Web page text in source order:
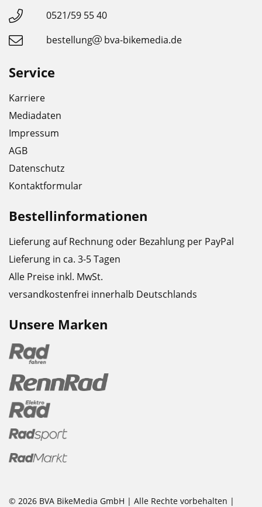
0521/59 55 40
bestellung
bva-bikemedia.de
Service
Karriere
Mediadaten
Impressum
AGB
Datenschutz
Kontaktformular
Bestellinformationen
Lieferung auf Rechnung oder Bezahlung per PayPal
Lieferung in ca. 3-5 Tagen
Alle Preise inkl. MwSt.
versandkostenfrei innerhalb Deutschlands
Unsere Marken
© 2026 BVA BikeMedia GmbH | Alle Rechte vorbehalten |